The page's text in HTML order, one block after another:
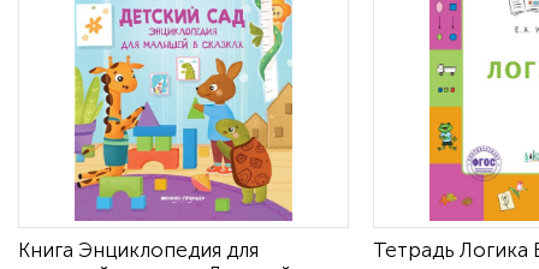
Книга Энциклопедия для
Тетрадь Логика